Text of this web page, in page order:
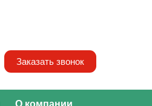
Заказать звонок
О компании